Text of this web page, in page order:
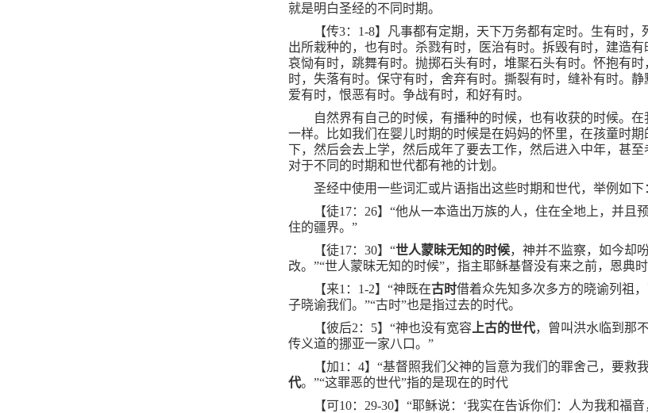
就是明白圣经的不同时期。
【传3： 1-8】凡事都有定期，天下万务都有定时。生有时，
出所栽种的，也有时。杀戮有时，医治有时。拆毁有时，建造有
哀恸有时，跳舞有时。抛掷石头有时，堆聚石头有时。怀抱有
时，失落有时。保守有时，舍弃有时。撕裂有时，缝补有时。
爱有时，恨恶有时。争战有时，和好有时。
自然界有自己的时候，有播种的时候，也有收获的时候。
一样。比如我们在婴儿时期的时候是在妈妈的怀里，在孩童时
下，然后会去上学，然后成年了要去工作，然后进入中年，甚
对于不同的时期和世代都有祂的计划。
圣经中使用一些词汇或片语指出这些时期和世代，举例如下
【徒17： 26】“他从一本造出万族的人，住在全地上，并且
住的疆界。”
【徒17： 30】“世人蒙昧无知的时候，神并不监察，如今却
改。”“世人蒙昧无知的时候”，指主耶稣基督没有来之前，恩典
【来1 ： 1-2】“神既在古时借着众先知多次多方的晓谕列祖
子晓谕我们。”“古时”也是指过去的时代。
【彼后2 ： 5】“神也没有宽容上古的世代，曾叫洪水临到那
传义道的挪亚一家八口。”
【加1 ： 4】“基督照我们父神的旨意为我们的罪舍己，要救
代。”“这罪恶的世代”指的是现在的时代
【可10： 29-30】“耶稣说：‘我实在告诉你们：人为我和福